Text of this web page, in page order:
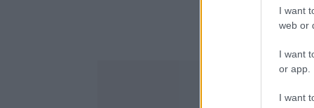
I want
web or
I want
or app.
I want